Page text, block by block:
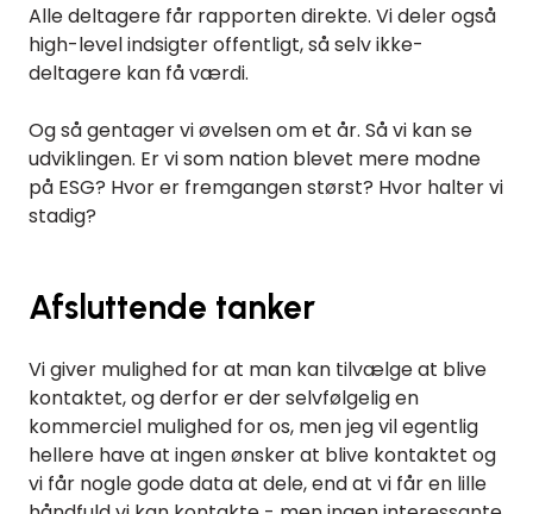
Alle deltagere får rapporten direkte. Vi deler også
high-level indsigter offentligt, så selv ikke-
deltagere kan få værdi.
Og så gentager vi øvelsen om et år. Så vi kan se
udviklingen. Er vi som nation blevet mere modne
på ESG? Hvor er fremgangen størst? Hvor halter vi
stadig?
Afsluttende tanker
Vi giver mulighed for at man kan tilvælge at blive
kontaktet, og derfor er der selvfølgelig en
kommerciel mulighed for os, men jeg vil egentlig
hellere have at ingen ønsker at blive kontaktet og
vi får nogle gode data at dele, end at vi får en lille